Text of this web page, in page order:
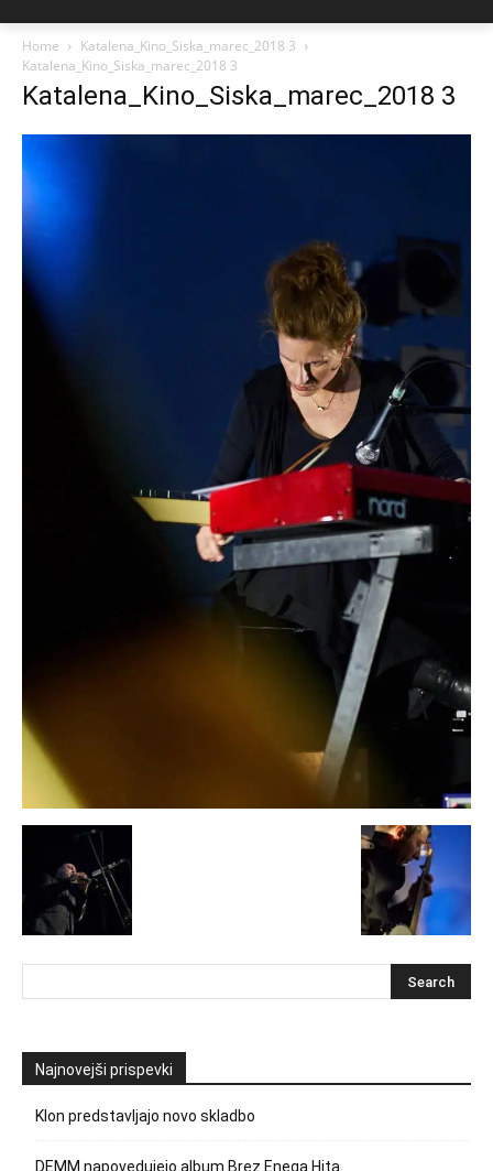
Home
Katalena_Kino_Siska_marec_2018 3
Katalena_Kino_Siska_marec_2018 3
Katalena_Kino_Siska_marec_2018 3
Najnovejši prispevki
Klon predstavljajo novo skladbo
DEMM napovedujejo album Brez Enega Hita